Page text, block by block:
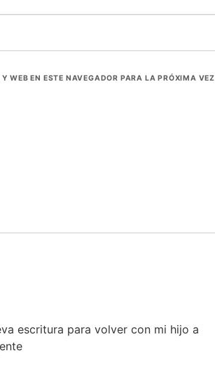
WEB EN ESTE NAVEGADOR PARA LA PRÓXIMA
escritura para volver con mi hijo a